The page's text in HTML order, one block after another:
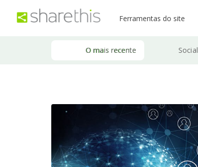
Ferramentas do site
O mais recente Social